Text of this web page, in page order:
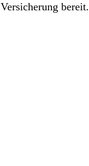
bereit.